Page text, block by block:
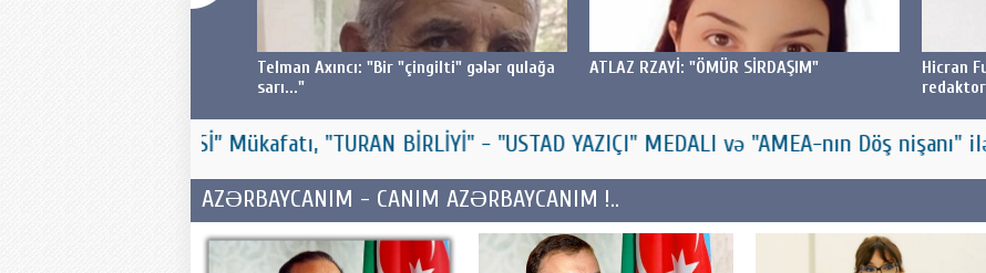
Telman Axıncı: "Bir "çingilti" gələr qulağa
ATLAZ RZAYİ: "ÖMÜR SİRDAŞIM"
Hicran Fuad Əhmədli
redaktor təyin olunub
Mükafatı, "TURAN BİRLİYİ" - "USTAD YAZIÇI" MEDALI və "AMEA-nın Döş nişanı" ilə təltif olunub
AZƏRBAYCANIM - CANIM AZƏRBAYCANIM !..